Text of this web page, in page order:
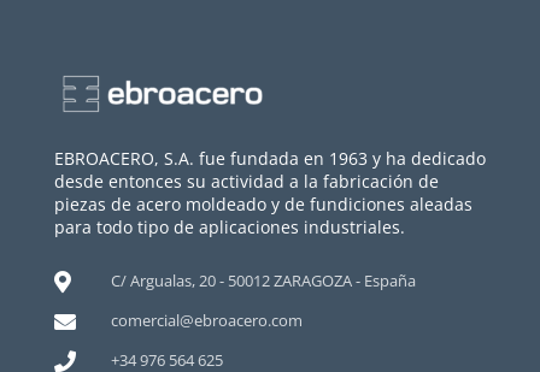
EBROACERO, S.A. fue fundada en 1963 y ha dedicado
desde entonces su actividad a la fabricación de
piezas de acero moldeado y de fundiciones aleadas
para todo tipo de aplicaciones industriales.
C/ Argualas, 20 - 50012 ZARAGOZA - España
comercial@ebroacero.com
+34 976 564 625